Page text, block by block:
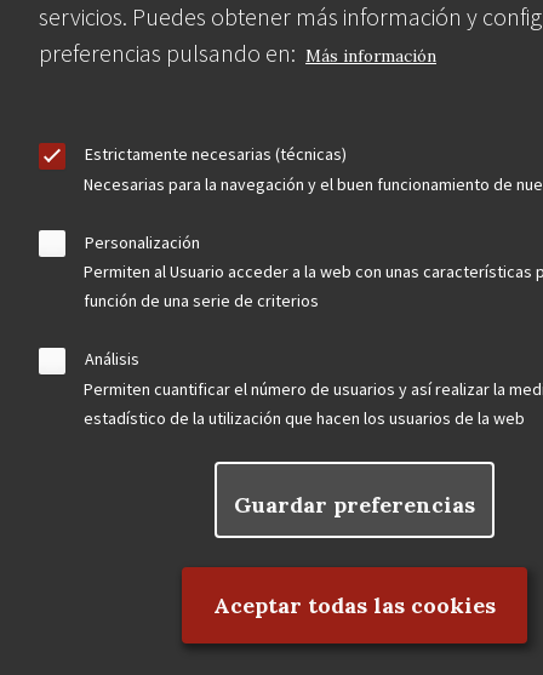
servicios. Puedes obtener más información y
preferencias pulsando en: Más información
Estrictamente necesarias (técnicas)
Necesarias para la navegación y el buen funcionamiento de
Personalización
Permiten al Usuario acceder a la web con unas características
función de una serie de criterios
Análisis
Permiten cuantificar el número de usuarios y así realizar la
estadístico de la utilización que hacen los usuarios de la web
Guardar preferencias
Aceptar todas las cookies